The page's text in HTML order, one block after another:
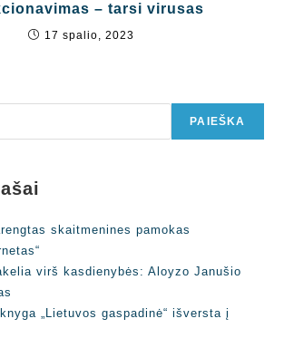
– tarsi virusas
17 spalio, 2023
PAIEŠKA
skaitmenines pamokas
virš kasdienybės: Aloyzo Janušio
„Lietuvos gaspadinė“ išversta į